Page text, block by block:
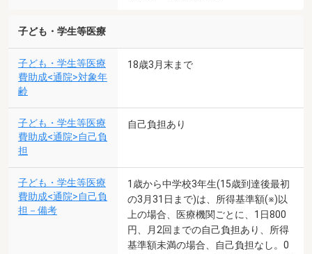
子ども・学生等医療
子ども・学生等医療
費助成<通院>対象年
齢
18歳3月末まで
子ども・学生等医療
費助成<通院>自己負
担
自己負担あり
子ども・学生等医療
費助成<通院>自己負
担－備考
1歳から中学校3年生(15歳到達後最初
の3月31日まで)は、所得基準額(※)以
上の場合、医療機関ごとに、1日800
円、月2回までの自己負担あり、所得
基準額未満の場合、自己負担なし。0